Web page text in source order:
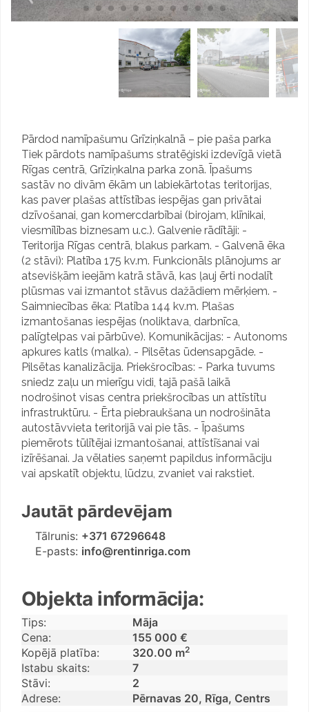
Pārdod namīpašumu Grīziņkalnā – pie paša parka
Tiek pārdots namīpašums stratēģiski izdevīgā vietā
Rīgas centrā, Grīziņkalna parka zonā. Īpašums
sastāv no divām ēkām un labiekārtotas teritorijas,
kas paver plašas attīstības iespējas gan privātai
dzīvošanai, gan komercdarbībai (birojam, klīnikai,
viesmīlības biznesam u.c.). Galvenie rādītāji: -
Teritorija Rīgas centrā, blakus parkam. - Galvenā ēka
(2 stāvi): Platība 175 kv.m. Funkcionāls plānojums ar
atsevišķām ieejām katrā stāvā, kas ļauj ērti nodalīt
plūsmas vai izmantot stāvus dažādiem mērķiem. -
Saimniecības ēka: Platība 144 kv.m. Plašas
izmantošanas iespējas (noliktava, darbnīca,
palīgtelpas vai pārbūve). Komunikācijas: - Autonoms
apkures katls (malka). - Pilsētas ūdensapgāde. -
Pilsētas kanalizācija. Priekšrocības: - Parka tuvums
sniedz zaļu un mierīgu vidi, tajā pašā laikā
nodrošinot visas centra priekšrocības un attīstītu
infrastruktūru. - Ērta piebraukšana un nodrošināta
autostāvvieta teritorijā vai pie tās. - Īpašums
piemērots tūlītējai izmantošanai, attīstīšanai vai
izīrēšanai. Ja vēlaties saņemt papildus informāciju
vai apskatīt objektu, lūdzu, zvaniet vai rakstiet.
Jautāt pārdevējam
Tālrunis: +371 67296648
E-pasts: info@rentinriga.com
Objekta informācija:
Tips:
Māja
Cena:
155 000 €
Kopējā platība:
320.00 m2
Istabu skaits:
7
Stāvi:
2
Adrese:
Pērnavas 20, Rīga, Centrs
Centrs
Miervidi
888, SIA Roda